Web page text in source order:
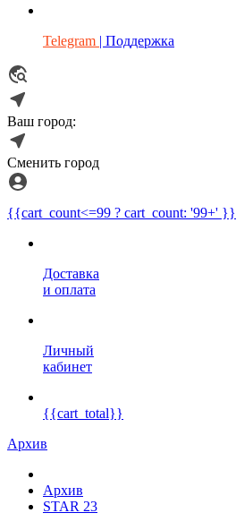
Telegram | Поддержка
Ваш город:
Сменить город
{{cart_count<=99 ? cart_count: '99+' }}
Доставка
и оплата
Личный
кабинет
{{cart_total}}
Архив
Архив
STAR 23